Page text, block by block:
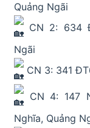
Quảng Ngãi
CN 2: 634
Ngãi
CN 3: 341
CN 4: 147
Nghĩa, Quảng